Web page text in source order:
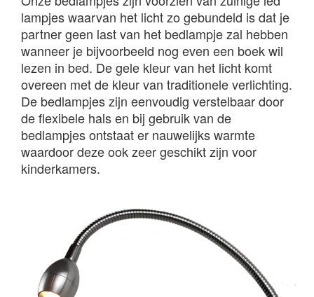
lampjes waarvan het licht zo gebundeld is dat je
partner geen last van het bedlampje zal hebben
wanneer je bijvoorbeeld nog even een boek wil
lezen in bed. De gele kleur van het licht komt
overeen met de kleur van traditionele verlichting.
De bedlampjes zijn eenvoudig verstelbaar door
de flexibele hals en bij gebruik van de
bedlampjes ontstaat er nauwelijks warmte
waardoor deze ook zeer geschikt zijn voor
kinderkamers.